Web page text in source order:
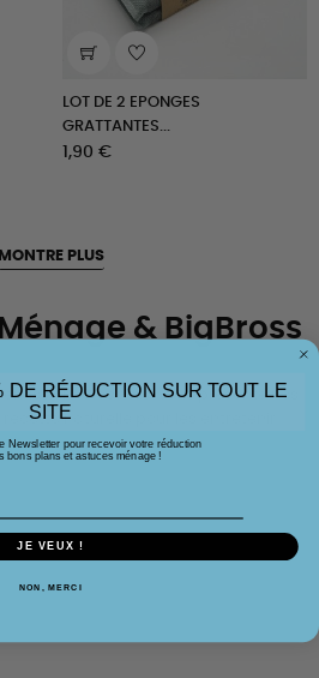
LOT DE 2 EPONGES
GRATTANTES...
Prix
1,90 €
MONTRE PLUS
& BigBross
"Cleaners" vous présente nos
naturelle pour les entretenir !
DE RÉDUCTION SUR TOUT LE
SITE
Newsletter pour recevoir votre réduction
bons plans et astuces ménage !
JE VEUX !
NON, MERCI